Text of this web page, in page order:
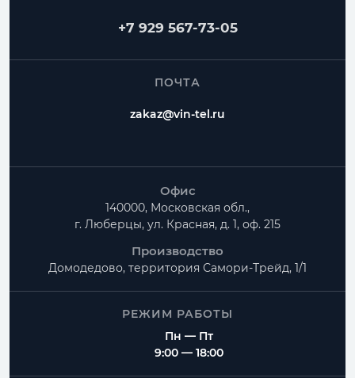
+7 929 567-73-05
ПОЧТА
zakaz@vin-tel.ru
Офис
140000, Московская обл.,
г. Люберцы, ул. Красная, д. 1, оф. 215
Производство
Домодедово, территория Самори-Трейд, 1/1
РЕЖИМ РАБОТЫ
Пн — Пт
9:00 — 18:00